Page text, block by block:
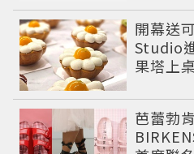
開幕送
Studio
果塔上桌
芭蕾勃